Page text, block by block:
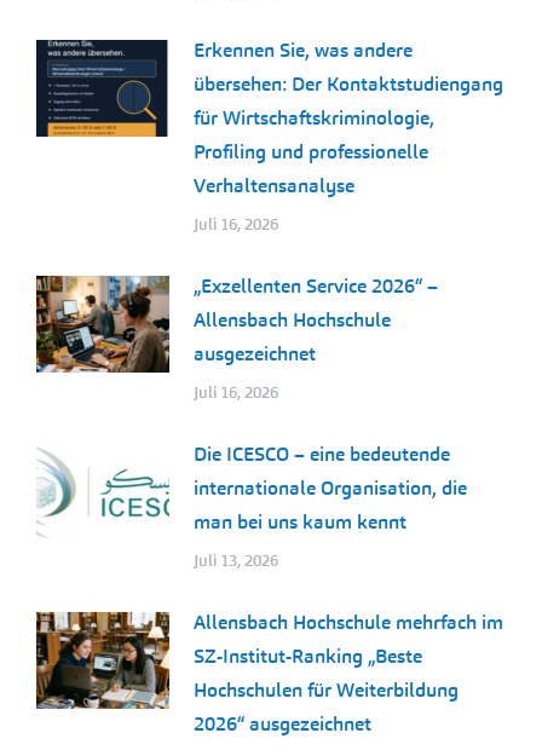
Erkennen Sie, was andere
übersehen: Der Kontaktstudiengang
für Wirtschaftskriminologie,
Profiling und professionelle
Verhaltensanalyse
Juli 16, 2026
„Exzellenten Service 2026“ –
Allensbach Hochschule
ausgezeichnet
Juli 16, 2026
Die ICESCO – eine bedeutende
internationale Organisation, die
man bei uns kaum kennt
Juli 13, 2026
Allensbach Hochschule mehrfach im
SZ-Institut-Ranking „Beste
Hochschulen für Weiterbildung
2026“ ausgezeichnet